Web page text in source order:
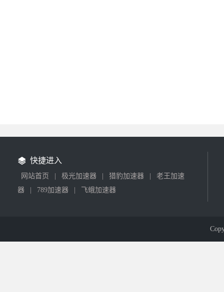
快捷进入
网站首页 极光加速器 猎豹加速器
老王加速
器
789加速器 飞蛾加速器